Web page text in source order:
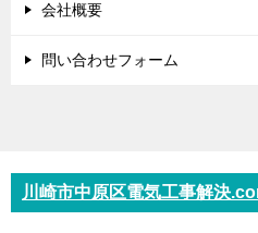
会社概要
問い合わせフォーム
川崎市中原区電気工事解決